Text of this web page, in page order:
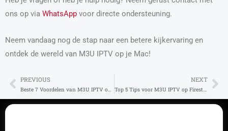
ons op via WhatsApp voor directe ondersteuning.
Neem vandaag nog de stap naar een betere kijkervaring en
ontdek de wereld van M3U IPTV op je Mac!
Prev
PREVIOUS NEXT